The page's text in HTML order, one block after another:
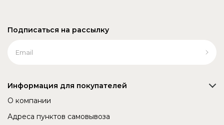
Подписаться на рассылку
Информация для покупателей
О компании
Адреса пунктов самовывоза